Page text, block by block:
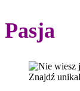
Pasja
Znajdź